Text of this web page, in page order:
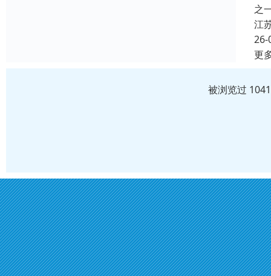
之
江
26-
更
被浏览过